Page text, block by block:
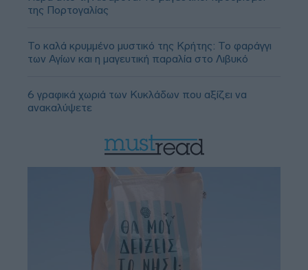
της Πορτογαλίας
Το καλά κρυμμένο μυστικό της Κρήτης: Το φαράγγι
των Αγίων και η μαγευτική παραλία στο Λιβυκό
6 γραφικά χωριά των Κυκλάδων που αξίζει να
ανακαλύψετε